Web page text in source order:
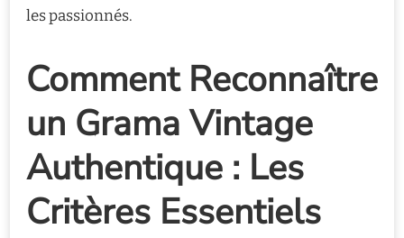
les passionnés.
Comment Reconnaître
un Grama Vintage
Authentique : Les
Critères Essentiels